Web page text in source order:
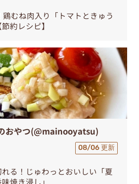
むね肉入り「トマトときゅう
約レシピ】
おやつ(@mainooyatsu)
08/06 更新
る！じゅわっとおいしい「夏
焼き浸し」